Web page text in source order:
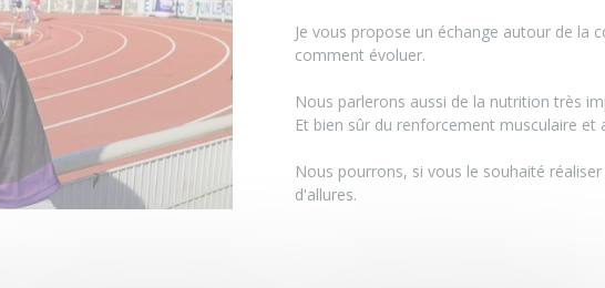
Je vous propose un échange autour de la
comment évoluer.
Nous parlerons aussi de la nutrition très
Et bien sûr du renforcement musculaire et
Nous pourrons, si vous le souhaité